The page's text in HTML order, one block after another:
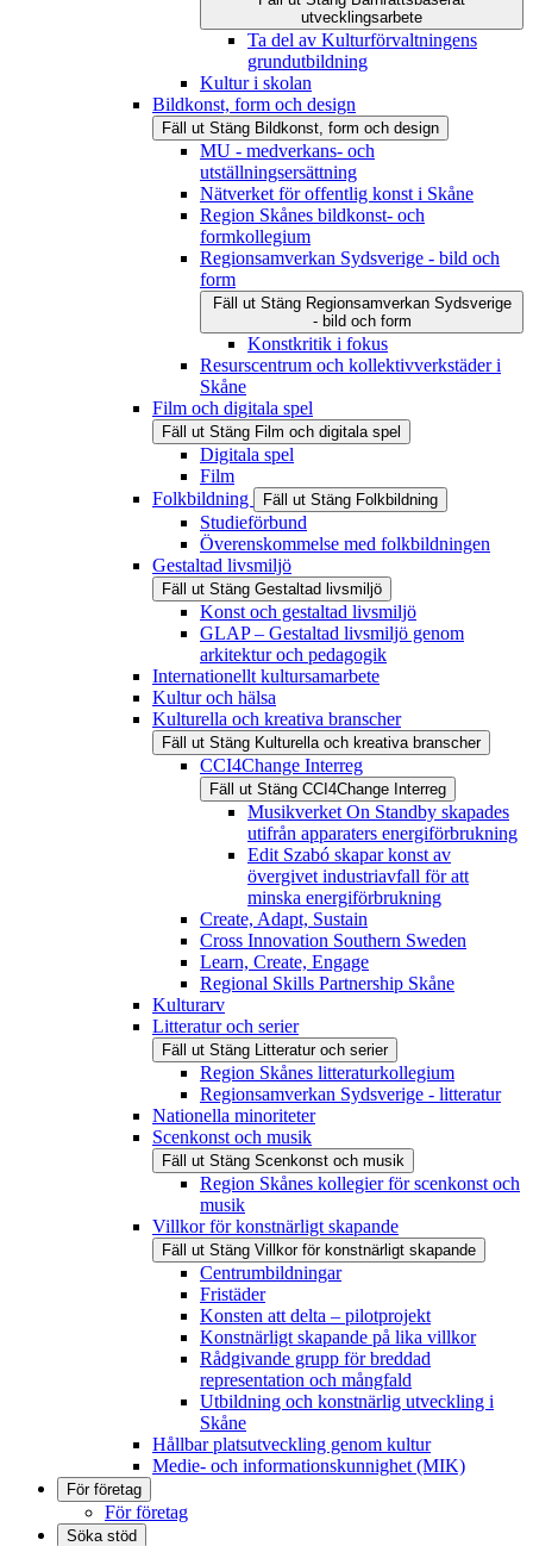
utvecklingsarbete
Ta del av Kulturförvaltningens
grundutbildning
Kultur i skolan
Bildkonst, form och design
Fäll ut Stäng Bildkonst, form och design
MU - medverkans- och
utställningsersättning
Nätverket för offentlig konst i Skåne
Region Skånes bildkonst- och
formkollegium
Regionsamverkan Sydsverige - bild och
form
Fäll ut Stäng Regionsamverkan Sydsverige
- bild och form
Konstkritik i fokus
Resurscentrum och kollektivverkstäder i
Skåne
Film och digitala spel
Fäll ut Stäng Film och digitala spel
Digitala spel
Film
Folkbildning
Fäll ut Stäng Folkbildning
Studieförbund
Överenskommelse med folkbildningen
Gestaltad livsmiljö
Fäll ut Stäng Gestaltad livsmiljö
Konst och gestaltad livsmiljö
GLAP – Gestaltad livsmiljö genom
arkitektur och pedagogik
Internationellt kultursamarbete
Kultur och hälsa
Kulturella och kreativa branscher
Fäll ut Stäng Kulturella och kreativa branscher
CCI4Change Interreg
Fäll ut Stäng CCI4Change Interreg
Musikverket On Standby skapades
utifrån apparaters energiförbrukning
Edit Szabó skapar konst av
övergivet industriavfall för att
minska energiförbrukning
Create, Adapt, Sustain
Cross Innovation Southern Sweden
Learn, Create, Engage
Regional Skills Partnership Skåne
Kulturarv
Litteratur och serier
Fäll ut Stäng Litteratur och serier
Region Skånes litteraturkollegium
Regionsamverkan Sydsverige - litteratur
Nationella minoriteter
Scenkonst och musik
Fäll ut Stäng Scenkonst och musik
Region Skånes kollegier för scenkonst och
musik
Villkor för konstnärligt skapande
Fäll ut Stäng Villkor för konstnärligt skapande
Centrumbildningar
Fristäder
Konsten att delta – pilotprojekt
Konstnärligt skapande på lika villkor
Rådgivande grupp för breddad
representation och mångfald
Utbildning och konstnärlig utveckling i
Skåne
Hållbar platsutveckling genom kultur
Medie- och informationskunnighet (MIK)
För företag
För företag
Söka stöd